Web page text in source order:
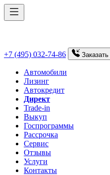
+7 (495) 032-74-86 Заказать
Автомобили
Лизинг
Автокредит
Директ
Trade-in
Выкуп
Госпрограммы
Рассрочка
Сервис
Отзывы
Услуги
Контакты